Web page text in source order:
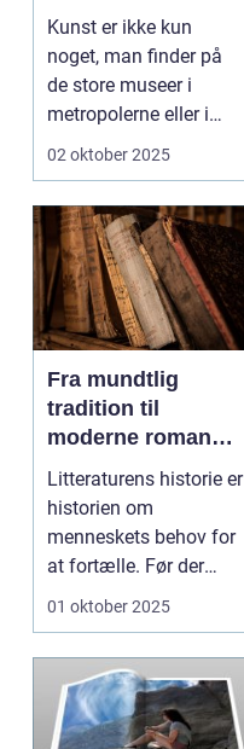
Kunst er ikke kun
noget, man finder på
de store museer i
metropolerne eller i
internationale g...
02 oktober 2025
Fra mundtlig
tradition til
moderne romaner:
Litteraturens
udvikling
Litteraturens historie er
historien om
menneskets behov for
at fortælle. Før der
fandte...
01 oktober 2025